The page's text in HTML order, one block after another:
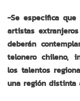
-Se especifica
artistas
deberán
telonero chileno,
los talentos
una región distinta